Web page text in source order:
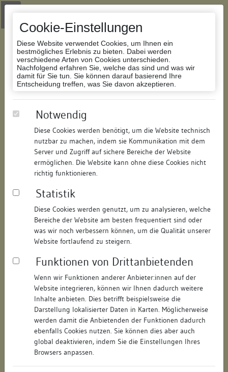
Cookie-Einstellungen
Diese Website verwendet Cookies, um Ihnen ein
bestmögliches Erlebnis zu bieten. Dabei werden
verschiedene Arten von Cookies unterschieden.
Nachfolgend erfahren Sie, welche das sind und was wir
damit für Sie tun. Sie können darauf basierend Ihre
Entscheidung treffen, was Sie davon akzeptieren.
Notwendig
Diese Cookies werden benötigt, um die Website technisch
nutzbar zu machen, indem sie Kommunikation mit dem
Server und Zugriff auf sichere Bereiche der Website
ermöglichen. Die Website kann ohne diese Cookies nicht
richtig funktionieren.
Statistik
Diese Cookies werden genutzt, um zu analysieren, welche
Bereiche der Website am besten frequentiert sind oder
was wir noch verbessern können, um die Qualität unserer
Website fortlaufend zu steigern.
Funktionen von Drittanbietenden
Wenn wir Funktionen anderer Anbieter:innen auf der
Website integrieren, können wir Ihnen dadurch weitere
Inhalte anbieten. Dies betrifft beispielsweise die
Darstellung lokalisierter Daten in Karten. Möglicherweise
werden damit die Anbietenden der Funktionen dadurch
ebenfalls Cookies nutzen. Sie können dies aber auch
global deaktivieren, indem Sie die Einstellungen Ihres
Browsers anpassen.
Zur Navigation springen
Zum Inhalt der Website springen
Datenbank Bauforschung/Restaurierung
198952837620/Datum:18.12.2018
Datenbestand:
Bauforschung und Restaurierung
Als PDF herunterladen:
Objektdaten
Straße: Zollernstraße
Hausnummer: 2
Postleitzahl: 78462
Stadt-Teilort: Konstanz
Regierungsbezirk: Freiburg
Konstanz (Landkreis)
Wohnplatzschlüssel: 8335043012
Flurstücknummer: keine